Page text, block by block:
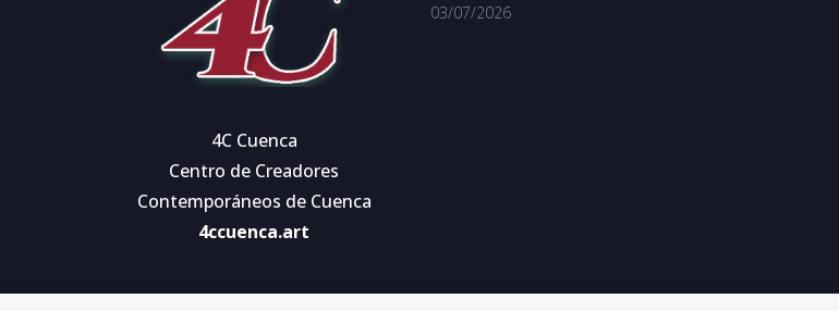
4C Cuenca
Centro de Creadores
Contemporáneos de Cuenca
4ccuenca.art
03/07/2026